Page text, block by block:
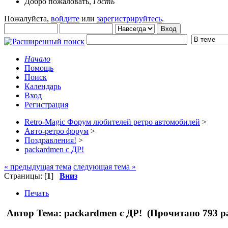
Пожалуйста, войдите или зарегистрируйтесь.
Начало
Помощь
Поиск
Календарь
Вход
Регистрация
Retro-Magic Форум любителей ретро автомобилей >
Авто-ретро форум >
Поздравления! >
packardmen с ДР!
« предыдущая тема следующая тема »
Страницы: [1] Вниз
Печать
Автор Тема: packardmen с ДР! (Прочитано 793